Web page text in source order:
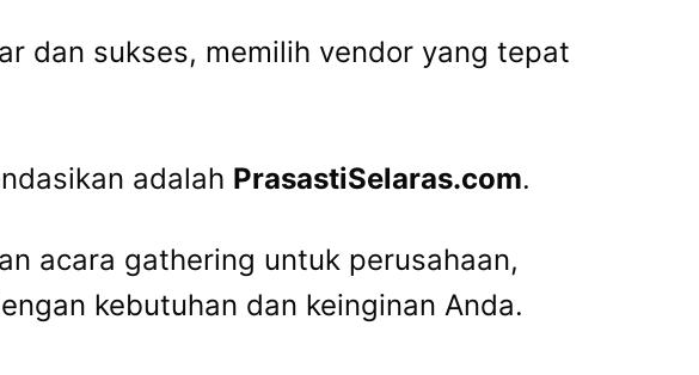
dan sukses, memilih vendor yang tepat
adalah PrasastiSelaras.com.
acara gathering untuk perusahaan,
kebutuhan dan keinginan Anda.